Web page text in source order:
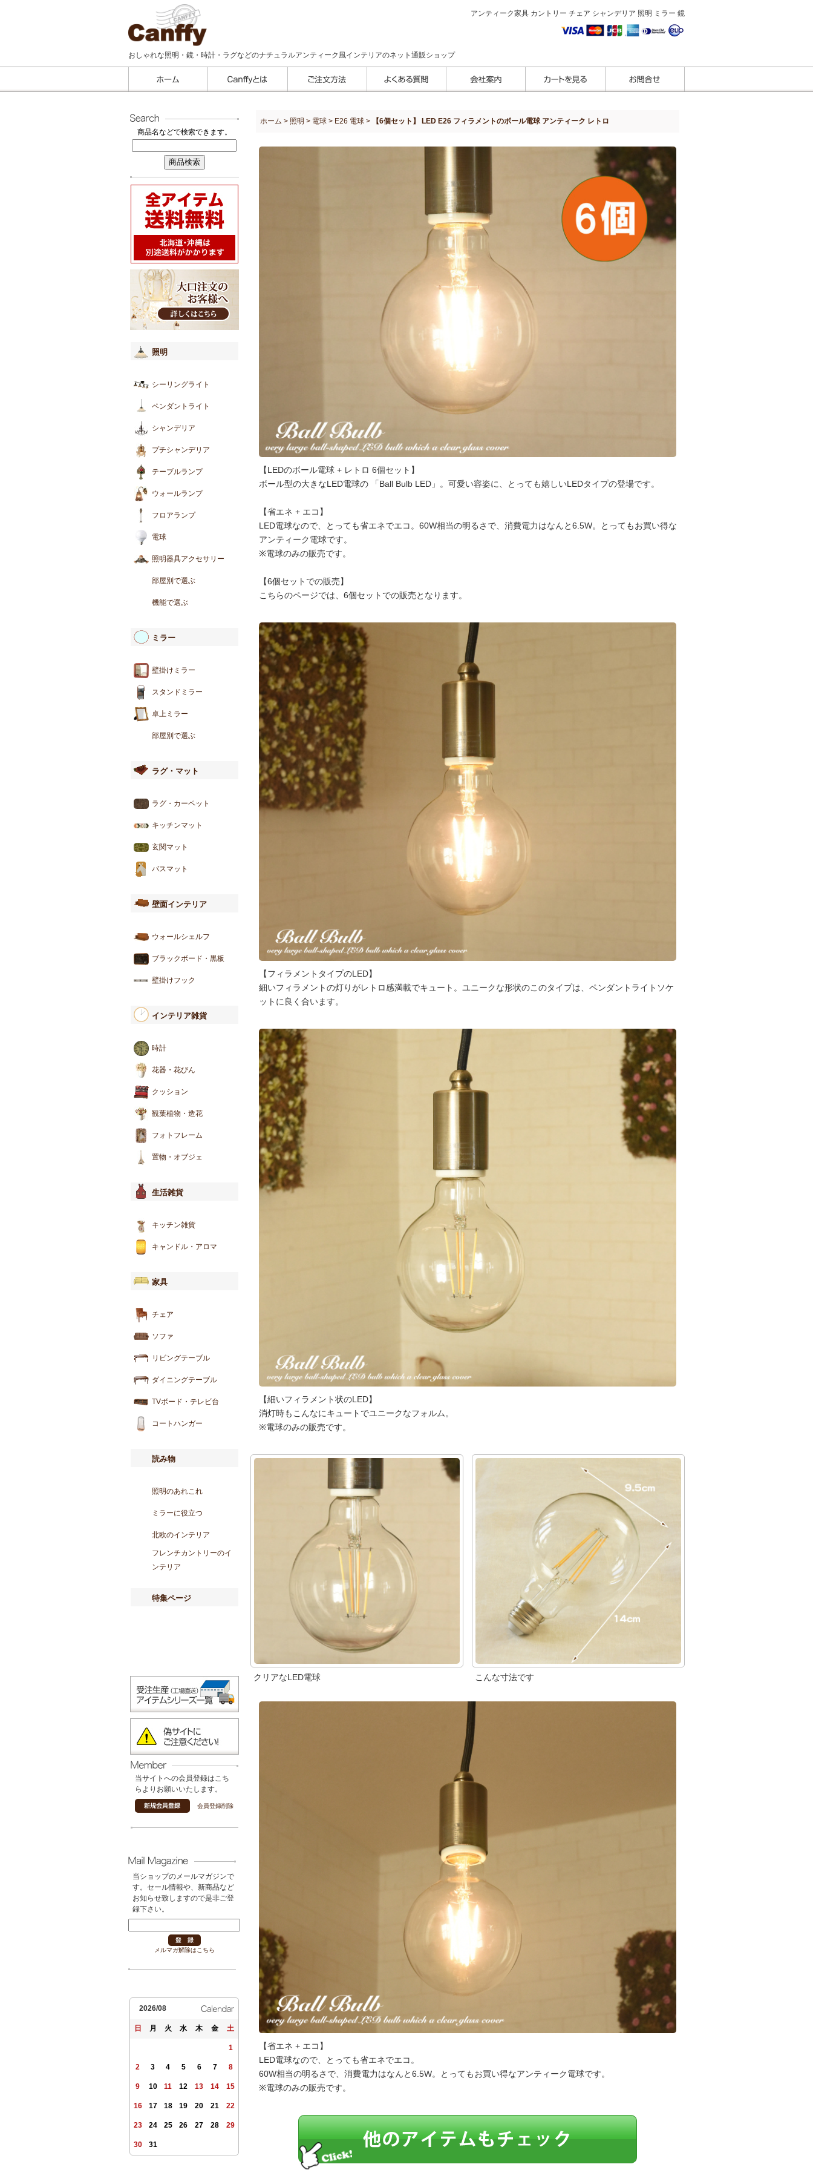
アンティーク家具 カントリー チェア シャンデリア 照明 ミラー 鏡
おしゃれな照明・鏡・時計・ラグなどのナチュラルアンティーク風インテリアのネット通販ショップ
商品名などで検索できます。
照明
シーリングライト
ペンダントライト
シャンデリア
プチシャンデリア
テーブルランプ
ウォールランプ
フロアランプ
電球
照明器具アクセサリー
部屋別で選ぶ
機能で選ぶ
ミラー
壁掛けミラー
スタンドミラー
卓上ミラー
部屋別で選ぶ
ラグ・マット
ラグ・カーペット
キッチンマット
玄関マット
バスマット
壁面インテリア
ウォールシェルフ
ブラックボード・黒板
壁掛けフック
インテリア雑貨
時計
花器・花びん
クッション
観葉植物・造花
フォトフレーム
置物・オブジェ
生活雑貨
キッチン雑貨
キャンドル・アロマ
家具
チェア
ソファ
リビングテーブル
ダイニングテーブル
TVボード・テレビ台
コートハンガー
読み物
照明のあれこれ
ミラーに役立つ
北欧のインテリア
フレンチカントリーのイ
ンテリア
特集ページ
当サイトへの会員登録はこち
らよりお願いいたします。
会員登録削除
当ショップのメールマガジンで
す。セール情報や、新商品など
お知らせ致しますので是非ご登
録下さい。
メルマガ解除はこちら
2026/08
日 月 火 水 木 金 土
1
2 3 4 5 6 7 8
9 10 11 12 13 14 15
16 17 18 19 20 21 22
23 24 25 26 27 28 29
30 31
ホーム > 照明 > 電球 > E26 電球 > 【6個セット】 LED E26 フィラメントのボール電球 アンティーク レトロ
【LEDのボール電球 + レトロ 6個セット】
ボール型の大きなLED電球の 「Ball Bulb LED」。可愛い容姿に、とっても嬉しいLEDタイプの登場です。
【省エネ + エコ】
LED電球なので、とっても省エネでエコ。60W相当の明るさで、消費電力はなんと6.5W。とってもお買い得な
アンティーク電球です。
※電球のみの販売です。
【6個セットでの販売】
こちらのページでは、6個セットでの販売となります。
【フィラメントタイプのLED】
細いフィラメントの灯りがレトロ感満載でキュート。ユニークな形状のこのタイプは、ペンダントライトソケ
ットに良く合います。
【細いフィラメント状のLED】
消灯時もこんなにキュートでユニークなフォルム。
※電球のみの販売です。
クリアなLED電球 こんな寸法です
【省エネ + エコ】
LED電球なので、とっても省エネでエコ。
60W相当の明るさで、消費電力はなんと6.5W。とってもお買い得なアンティーク電球です。
※電球のみの販売です。